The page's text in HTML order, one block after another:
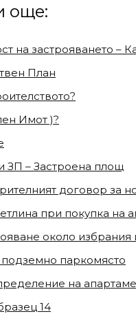
още:
на застрояването –
План
Имот )?
ЗП – Застроена площ
договор за
при покупка на
около избрания
паркомясто
на
14